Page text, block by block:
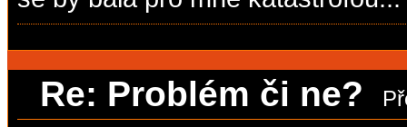
Re: Problém či ne?